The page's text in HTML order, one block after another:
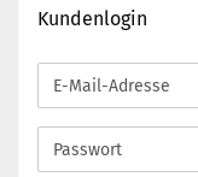
Kundenlogin
E-
Mail-
Adresse
Passwort